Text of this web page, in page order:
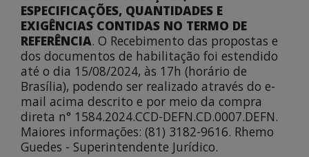
ESPECIFICAÇÕES, QUANTIDADES E
EXIGÊNCIAS CONTIDAS NO TERMO DE
REFERÊNCIA. O Recebimento das propostas e
dos documentos de habilitação foi estendido
até o dia 15/08/2024, às 17h (horário de
Brasília), podendo ser realizado através do e-
mail acima descrito e por meio da compra
direta n° 1584.2024.CCD-DEFN.CD.0007.DEFN.
Maiores informações: (81) 3182-9616. Rhemo
Guedes - Superintendente Jurídico.